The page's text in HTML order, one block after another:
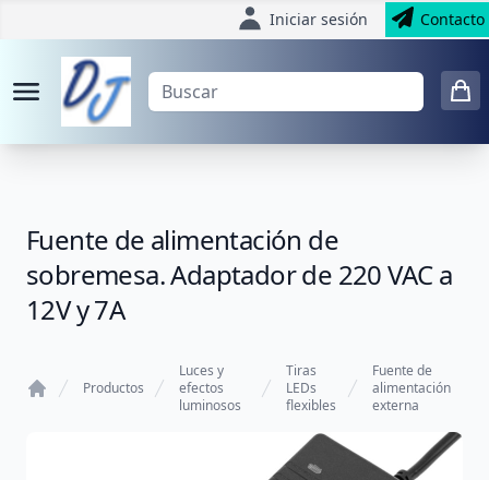
Iniciar sesión Contacto
Fuente de alimentación de
sobremesa. Adaptador de 220 VAC a
12V y 7A
Productos
Luces y
efectos
luminosos
Tiras
LEDs
flexibles
Fuente de
alimentación
externa